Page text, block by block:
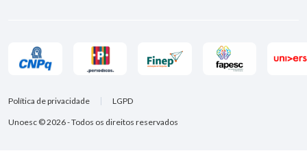
Unoesc © 2026 - Todos os direitos reservados
Política de privacidade LGPD